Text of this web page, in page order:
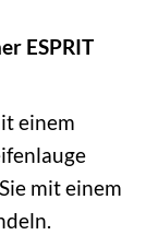
ESPRIT
einem
mit einem